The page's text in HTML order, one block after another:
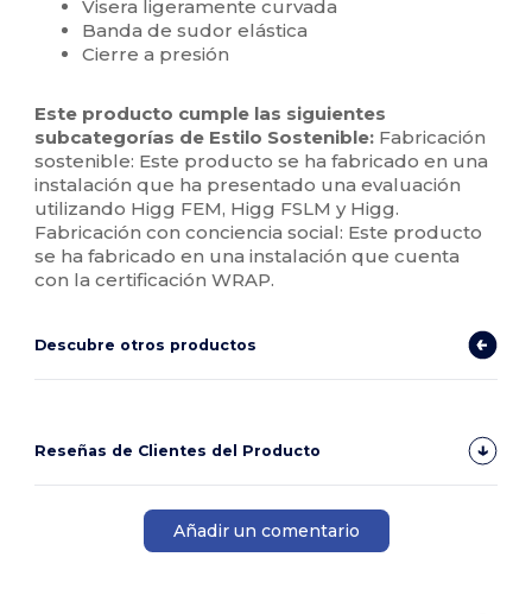
Visera ligeramente curvada
Banda de sudor elástica
Cierre a presión
Este producto cumple las siguientes
subcategorías de Estilo Sostenible: Fabricación
sostenible: Este producto se ha fabricado en una
instalación que ha presentado una evaluación
utilizando Higg FEM, Higg FSLM y Higg.
Fabricación con conciencia social: Este producto
se ha fabricado en una instalación que cuenta
con la certificación WRAP.
Descubre otros productos
Reseñas de Clientes del Producto
Añadir un comentario